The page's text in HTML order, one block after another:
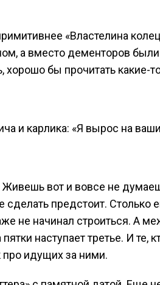
«Властелина
а вместо дементоров были
хорошо бы прочитать какие-
и карлика: «Я вырос на
вот и вовсе не
предстоит. Столько
не начинал строиться. А
наступает третье. И те,
про идущих за ними.